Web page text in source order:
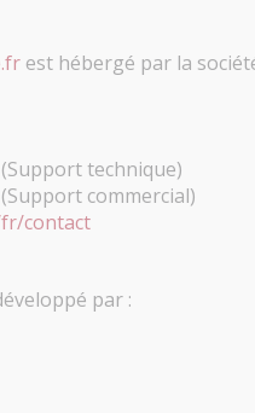
est hébergé par la
technique)
commercial)
contact
par :